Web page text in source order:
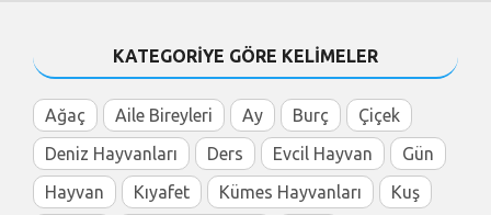
KATEGORİYE GÖRE KELİMELER
Ağaç Aile Bireyleri Ay Burç
Çiçek
Deniz Hayvanları
Ders Evcil Hayvan
Gün
Hayvan
Kıyafet Kümes Hayvanları
Kuş